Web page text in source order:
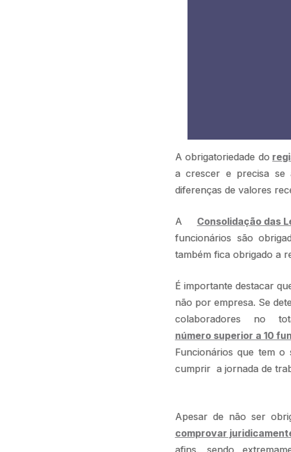
A obrigatoriedade do
a crescer e precisa se
diferenças de valores
A Consolidação das
funcionários são
também fica obrigado a
É importante destacar
não por empresa. Se
colaboradores no
número superior a 10
Funcionários que tem
cumprir a jornada de
Apesar de não ser
comprovar
afins, sendo